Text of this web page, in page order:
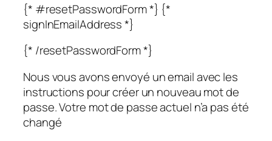
{* #resetPasswordForm *} {*
signInEmailAddress *}
{* /resetPasswordForm *}
Nous vous avons envoyé un email avec les
instructions pour créer un nouveau mot de
passe. Votre mot de passe actuel n’a pas été
changé